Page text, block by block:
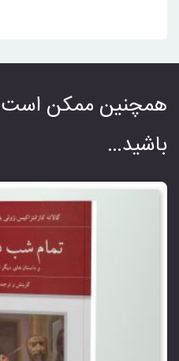
همچنین ممکن
باشید…